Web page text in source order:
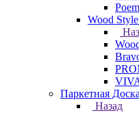
Poem
Wood Style
Паркетная Доска
Назад